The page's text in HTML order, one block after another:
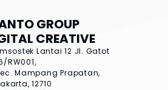
GROUP
CREATIVE
Lantai 12 Jl. Gatot
RW001,
Mampang Prapatan,
12710